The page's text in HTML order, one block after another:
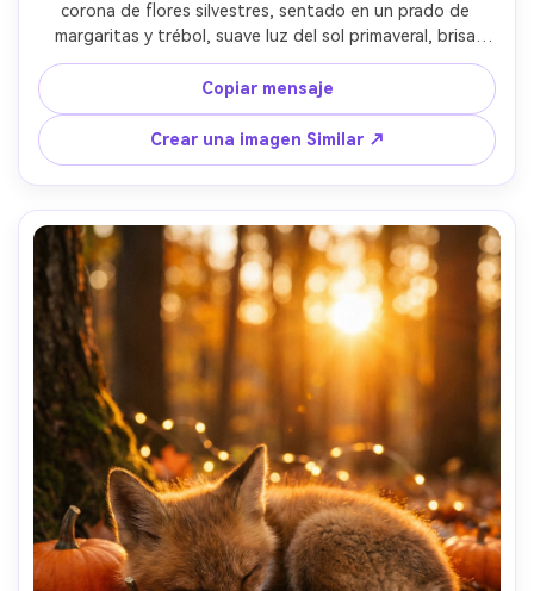
corona de flores silvestres, sentado en un prado de
margaritas y trébol, suave luz del sol primaveral, brisa
suave levantando el pelaje, paleta de colores pastel,
tomado en Sony A7R IV con 50 mm f/1.2, retrato de medio
cuerpo, bokeh soñador, textura natural de piel similar a la
piel, look fotorealista, caprichoso editorial- -ar 4:5
Copiar mensaje
Crear una imagen Similar ↗